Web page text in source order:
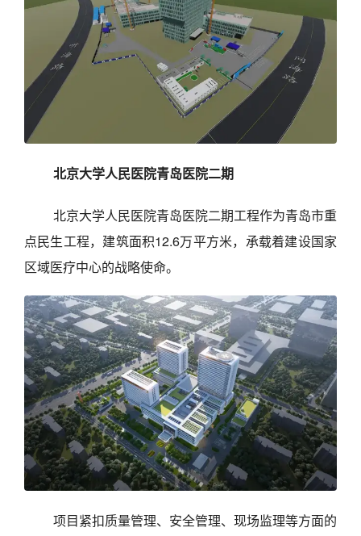
北京大学人民医院青岛医院二期
北京大学人民医院青岛医院二期工程作为青岛市重
点民生工程，建筑面积12.6万平方米，承载着建设国家
区域医疗中心的战略使命。
项目紧扣质量管理、安全管理、现场监理等方面的